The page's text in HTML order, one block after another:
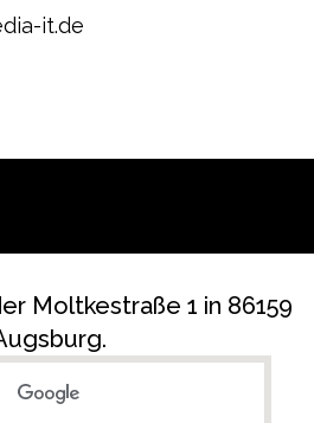
it.de
Moltkestraße 1 in 86159